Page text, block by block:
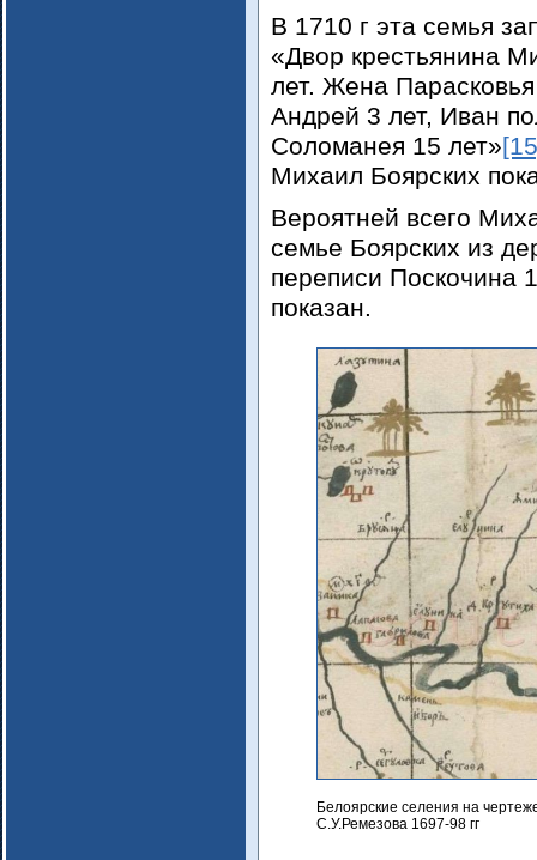
В 1710 г эта семья
«Двор крестьянина
лет. Жена
Андрей 3 лет, Иван
Соломанея 15 лет»
Михаил Боярских
Вероятней всего
семье Боярских из
переписи Поскочина
показан.
Белоярские селения на
С.У.Ремезова 1697-98 гг